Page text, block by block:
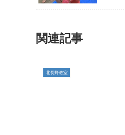
関連記事
北長野教室